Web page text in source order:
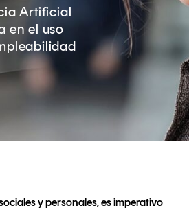
Artificial
en el uso
y personales, es imperativo